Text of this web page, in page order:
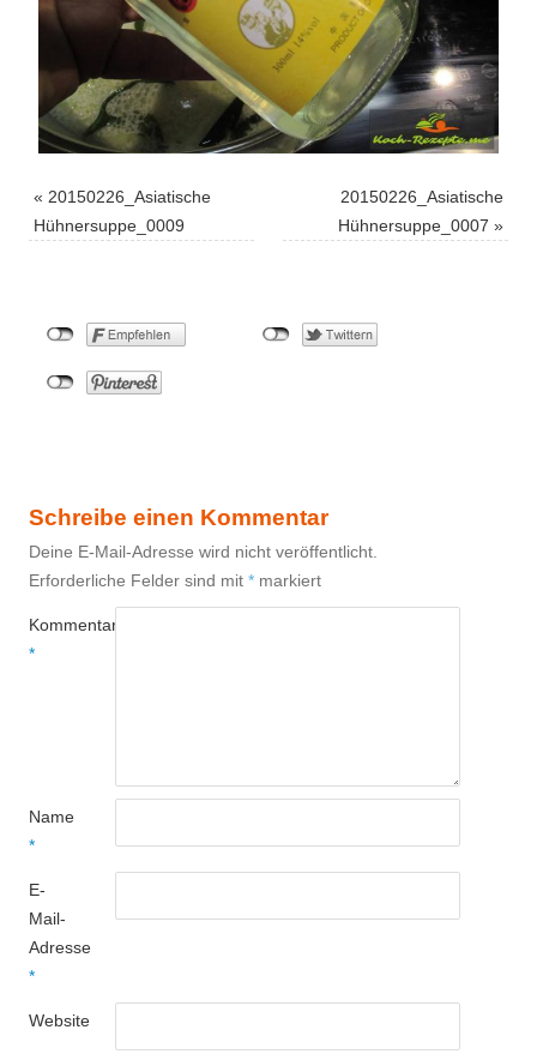
« 20150226_Asiatische
Hühnersuppe_0009
20150226_Asiatische
Hühnersuppe_0007 »
Schreibe einen Kommentar
Deine E-Mail-Adresse wird nicht veröffentlicht.
Erforderliche Felder sind mit * markiert
Kommentar
*
Name
*
E-
Mail-
Adresse
*
Website